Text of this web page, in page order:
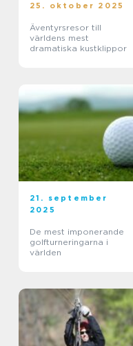
25. oktober 2025
Äventyrsresor till
världens mest
dramatiska kustklippor
21. september
2025
De mest imponerande
golfturneringarna i
världen